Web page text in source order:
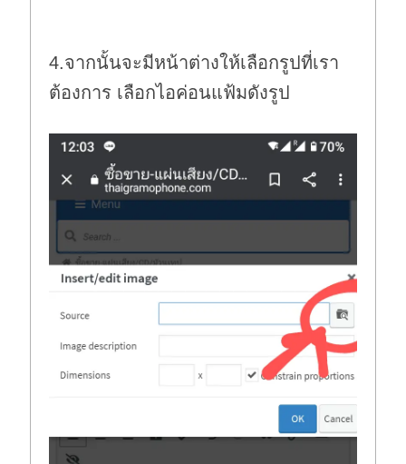
4.จากนั้นจะมีหน้าต่างให้เลือกรูปที่เรา
ต้องการ เลือกไอค่อนแฟ้มดังรูป